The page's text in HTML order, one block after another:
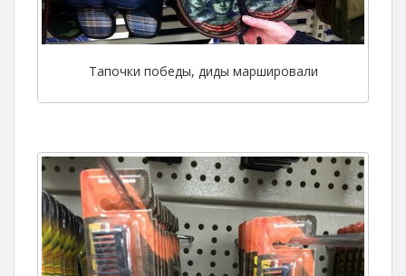
Тапочки победы, диды маршировали